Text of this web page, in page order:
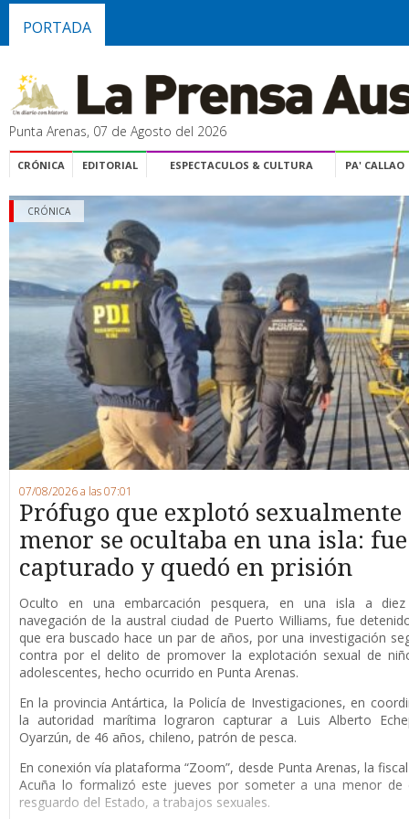
PORTADA
Punta Arenas, 07 de Agosto del 2026
CRÓNICA EDITORIAL ESPECTACULOS & CULTURA PA' CALLAO
CRÓNICA
07/08/2026 a las 07:01
Prófugo que explotó sexualmente
menor se ocultaba en una isla: fue
capturado y quedó en prisión
Oculto en una embarcación pesquera, en una isla a
navegación de la austral ciudad de Puerto Williams, fue
que era buscado hace un par de años, por una investigación
contra por el delito de promover la explotación sexual de
adolescentes, hecho ocurrido en Punta Arenas.
En la provincia Antártica, la Policía de Investigaciones, en
la autoridad marítima lograron capturar a Luis Alberto
Oyarzún, de 46 años, chileno, patrón de pesca.
En conexión vía plataforma “Zoom”, desde Punta Arenas, la
Acuña lo formalizó este jueves por someter a una menor de
resguardo del Estado, a trabajos sexuales.